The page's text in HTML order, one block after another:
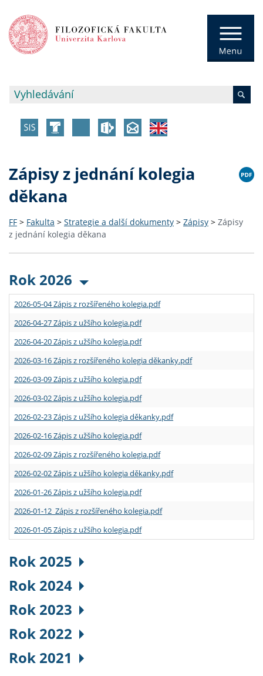
Zápisy z jednání kolegia
děkana
FF > Fakulta > Strategie a další dokumenty > Zápisy > Zápisy
z jednání kolegia děkana
Rok 2026
2026-05-04 Zápis z rozšířeného kolegia.pdf
2026-04-27 Zápis z užšího kolegia.pdf
2026-04-20 Zápis z užšího kolegia.pdf
2026-03-16 Zápis z rozšířeného kolegia děkanky.pdf
2026-03-09 Zápis z užšího kolegia.pdf
2026-03-02 Zápis z užšího kolegia.pdf
2026-02-23 Zápis z užšího kolegia děkanky.pdf
2026-02-16 Zápis z užšího kolegia.pdf
2026-02-09 Zápis z rozšířeného kolegia.pdf
2026-02-02 Zápis z užšího kolegia děkanky.pdf
2026-01-26 Zápis z užšího kolegia.pdf
2026-01-12 Zápis z rozšířeného kolegia.pdf
2026-01-05 Zápis z užšího kolegia.pdf
Rok 2025
Rok 2024
Rok 2023
Rok 2022
Rok 2021